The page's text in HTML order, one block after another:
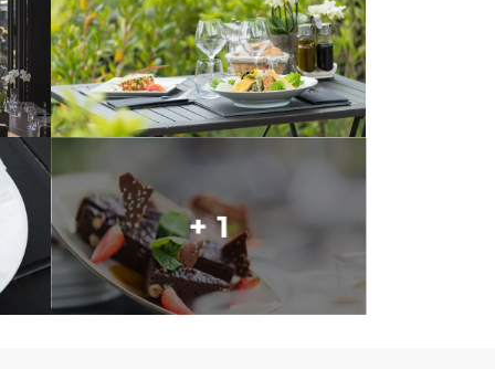
+ 1